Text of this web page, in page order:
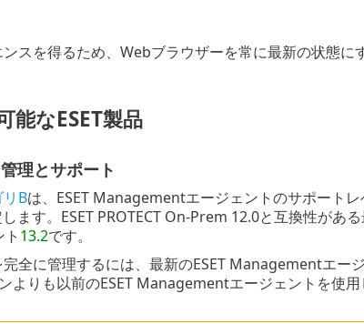
スを得るため、Webブラウザーを常に最新の状態に
能なESET製品
理とサポート
Bは、ESET Managementエージェントのサポートレ
ます。ESET PROTECT On-Prem 12.0と互換性がある
13.2です。
全に管理するには、最新のESET Managementエー
よりも以前のESET Managementエージェントを使